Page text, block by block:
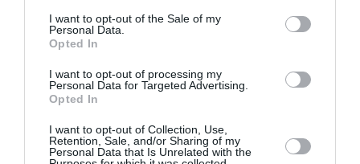
I want to opt-out of the Sale of my
Personal Data.
Opted In
I want to opt-out of processing my
Personal Data for Targeted Advertising.
Opted In
I want to opt-out of Collection, Use,
Retention, Sale, and/or Sharing of my
Personal Data that Is Unrelated with the
LE 7 AOÛT 1909 DANS LE
CIEL : ROGER SOMMER